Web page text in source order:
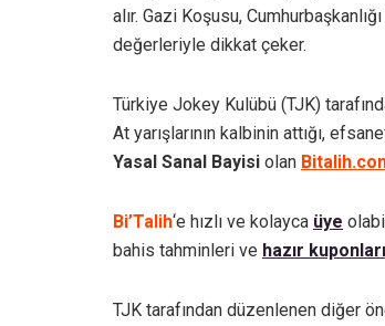
alır. Gazi Koşusu,
değerleriyle dikkat çeker.
Türkiye Jokey Kulübü (TJK)
At yarışlarının kalbinin attığı,
Yasal Sanal Bayisi olan
Bi’Talih‘e hızlı ve kolayca üye
bahis tahminleri ve hazır kuponları
TJK tarafından düzenlenen diğer